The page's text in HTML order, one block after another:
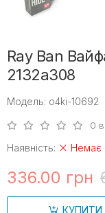
Ray Ban
2132a308
Модель: o4ki-10692
0
Наявність: Немає
336.00 грн
КУПИТИ